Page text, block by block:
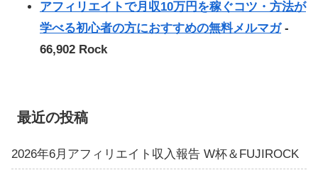
アフィリエイトで月収10万円を稼ぐコツ・方法が
学べる初心者の方におすすめの無料メルマガ-
66,902 Rock
最近の投稿
2026年6月アフィリエイト収入報告 W杯＆FUJIROCK